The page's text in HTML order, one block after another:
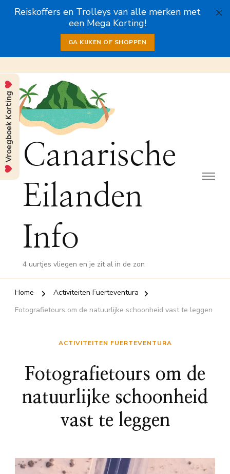
Reiskoffers en Trolleys van alle merken met
een Mega Korting!
GA KIJKEN OF SHOPPEN
Canarische
Eilanden
Info
4 uurtjes vliegen en je zit al in de zon
Home
Activiteiten Fuerteventura
Fotografietours om de natuurlijke schoonheid vast te leggen
ACTIVITEITEN FUERTEVENTURA
Fotografietours om de
natuurlijke schoonheid
vast te leggen
Vroegboek Korting